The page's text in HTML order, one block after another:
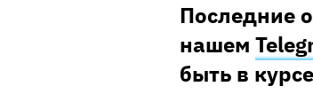
Последние
нашем
быть в